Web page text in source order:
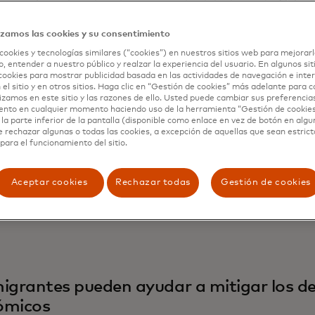
invertir en la columna vertebral de datos de
tarea difícil solo se puede lograr si los sectores público
Consejo Empresarial
. Y si bien hay una "enorme cantidad de positividad
que el sector privado puede aportar para avanzar
más inclusivas", según Tim Murphy, director
expresó su preocupación por la fragmentación de los
proteccionismo.
preocupación fue compartida por el
expresidente
. Instó a los líderes latinoamericanos a negociar
global, conviertan a América Latina en un centro de
e inviertan más en ciberseguridad y tecnología
pueden ayudar a mitigar los
las cookies y su consentimiento
y tecnologías similares (“cookies”) en nuestros sitios web para
entender a nuestro público y realzar la experiencia del usuario. En algunos
para mostrar publicidad basada en las actividades de navegación e
el sitio y en otros sitios. Haga clic en “Gestión de cookies” más adelante para
en este sitio y las razones de ello. Usted puede cambiar sus
en cualquier momento haciendo uso de la herramienta “Gestión de
la parte inferior de la pantalla (disponible como enlace en vez de botón en
rechazar algunas o todas las cookies, a excepción de aquellas que sean
el funcionamiento del sitio.
Aceptar cookies Rechazar todas Gestión de cookies